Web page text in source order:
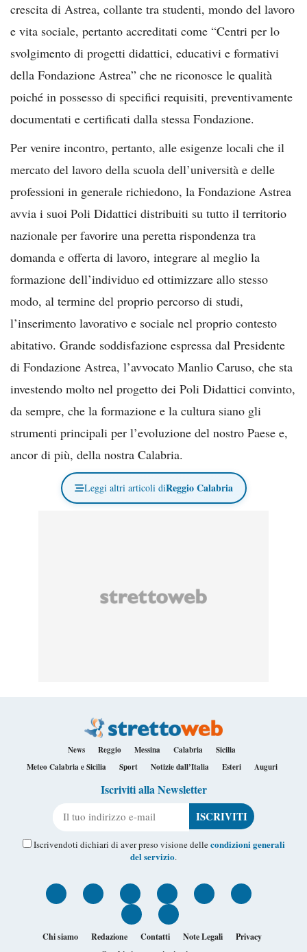
crescita di Astrea, collante tra studenti, mondo del lavoro
e vita sociale, pertanto accreditati come “Centri per lo
svolgimento di progetti didattici, educativi e formativi
della Fondazione Astrea” che ne riconosce le qualità
poiché in possesso di specifici requisiti, preventivamente
documentati e certificati dalla stessa Fondazione.
Per venire incontro, pertanto, alle esigenze locali che il
mercato del lavoro della scuola dell’università e delle
professioni in generale richiedono, la Fondazione Astrea
avvia i suoi Poli Didattici distribuiti su tutto il territorio
nazionale per favorire una peretta rispondenza tra
domanda e offerta di lavoro, integrare al meglio la
formazione dell’individuo ed ottimizzare allo stesso
modo, al termine del proprio percorso di studi,
l’inserimento lavorativo e sociale nel proprio contesto
abitativo. Grande soddisfazione espressa dal Presidente
di Fondazione Astrea, l’avvocato Manlio Caruso, che sta
investendo molto nel progetto dei Poli Didattici convinto,
da sempre, che la formazione e la cultura siano gli
strumenti principali per l’evoluzione del nostro Paese e,
ancor di più, della nostra Calabria.
Leggi altri articoli diReggio Calabria
News Reggio Messina Calabria
Sicilia
Meteo Calabria e Sicilia
Sport Notizie dall’Italia Esteri Auguri
Iscriviti alla Newsletter
Iscrivendoti dichiari di aver preso visione dellecondizioni generali
del servizio.
Chi siamo Redazione Contatti Note Legali
Privacy